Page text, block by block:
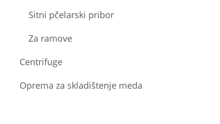
Sitni pčelarski pribor
Za ramove
Centrifuge
Oprema za skladištenje meda